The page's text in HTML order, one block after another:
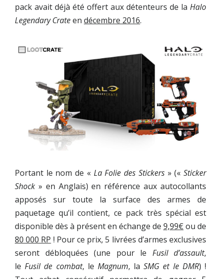
pack avait déjà été offert aux détenteurs de la Halo
Legendary Crateen décembre 2016.
Portant le nom de « La Folie des Stickers» («Sticker
Shock » en Anglais) en référence aux autocollants
apposés sur toute la surface des armes de
paquetage qu’il contient, ce pack très spécial est
disponible dès à présent en échange de 9,99€ ou de
80 000 RP ! Pour ce prix, 5 livrées d’armes exclusives
seront débloquées (une pour le Fusil d’assault,
leFusil de combat, le Magnum, laSMG et le DMR) !